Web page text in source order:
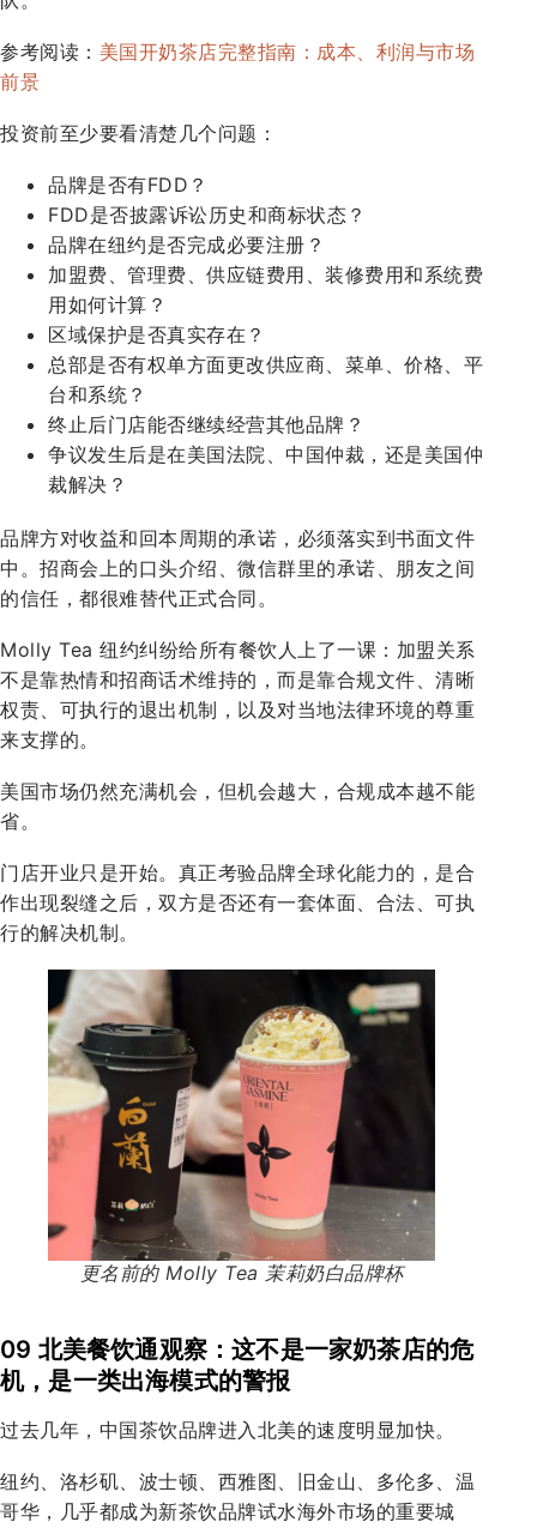
参考阅读： 美国开奶茶店完整指南：成本、利润与市场
前景
投资前至少要看清楚几个问题：
品牌是否有FDD？
FDD是否披露诉讼历史和商标状态？
品牌在纽约是否完成必要注册？
加盟费、管理费、供应链费用、装修费用和系统费
用如何计算？
区域保护是否真实存在？
总部是否有权单方面更改供应商、菜单、价格、平
台和系统？
终止后门店能否继续经营其他品牌？
争议发生后是在美国法院、中国仲裁，还是美国仲
裁解决？
品牌方对收益和回本周期的承诺，必须落实到书面文件
中。招商会上的口头介绍、微信群里的承诺、朋友之间
的信任，都很难替代正式合同。
Molly Tea 纽约纠纷给所有餐饮人上了一课：加盟关系
不是靠热情和招商话术维持的，而是靠合规文件、清晰
权责、可执行的退出机制，以及对当地法律环境的尊重
来支撑的。
美国市场仍然充满机会，但机会越大，合规成本越不能
省。
门店开业只是开始。真正考验品牌全球化能力的，是合
作出现裂缝之后，双方是否还有一套体面、合法、可执
行的解决机制。
更名前的 Molly Tea 茉莉奶白品牌杯
09 北美餐饮通观察：这不是一家奶茶店的危
机，是一类出海模式的警报
过去几年，中国茶饮品牌进入北美的速度明显加快。
纽约、洛杉矶、波士顿、西雅图、旧金山、多伦多、温
哥华，几乎都成为新茶饮品牌试水海外市场的重要城